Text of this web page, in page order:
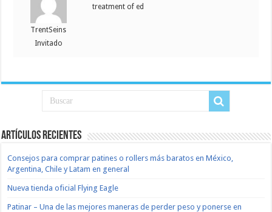
TrentSeins
Invitado
treatment of ed
Artículos recientes
Consejos para comprar patines o rollers más baratos en México,
Argentina, Chile y Latam en general
Nueva tienda oficial Flying Eagle
Patinar – Una de las mejores maneras de perder peso y ponerse en